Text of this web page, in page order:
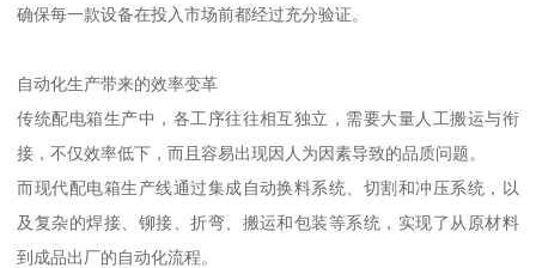
确保每一款设备在投入市场前都经过充分验证。
自动化生产带来的效率变革
传统配电箱生产中，各工序往往相互独立，需要大量人工搬运与衔
接，不仅效率低下，而且容易出现因人为因素导致的品质问题。
而现代配电箱生产线通过集成自动换料系统、切割和冲压系统，以
及复杂的焊接、铆接、折弯、搬运和包装等系统，实现了从原材料
到成品出厂的自动化流程。